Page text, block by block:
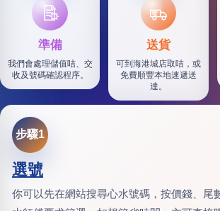
準備
我們會處理儲值咭、交
收及號碼確認程序。
SF
送貨
可到海港城店取咭，或
免費順豐本地速遞送
達。
步驟1
選號
你可以先在網站搜尋心水號碼，按價錢、尾